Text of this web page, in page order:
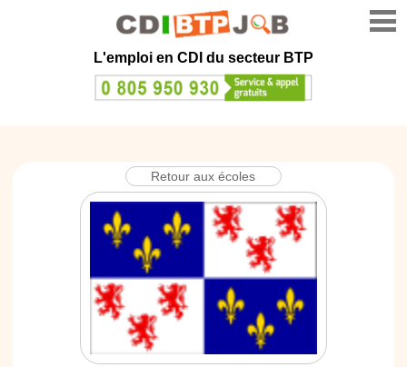
L'emploi en CDI du secteur BTP
Retour aux écoles